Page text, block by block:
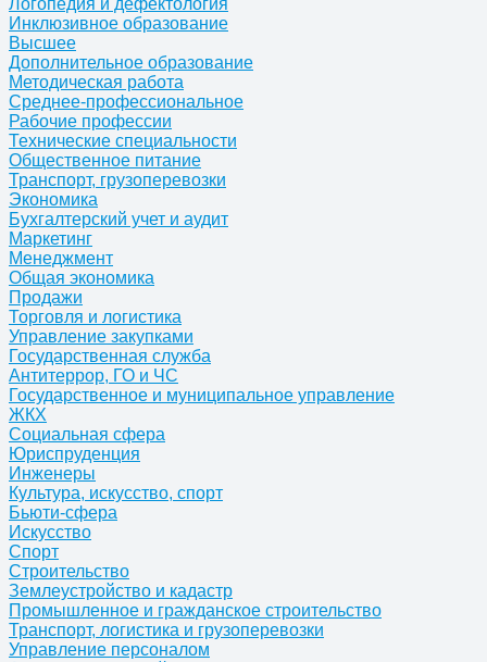
Логопедия и дефектология
Инклюзивное образование
Высшее
Дополнительное образование
Методическая работа
Среднее-профессиональное
Рабочие профессии
Технические специальности
Общественное питание
Транспорт, грузоперевозки
Экономика
Бухгалтерский учет и аудит
Маркетинг
Менеджмент
Общая экономика
Продажи
Торговля и логистика
Управление закупками
Государственная служба
Антитеррор, ГО и ЧС
Государственное и муниципальное управление
ЖКХ
Социальная сфера
Юриспруденция
Инженеры
Культура, искусство, спорт
Бьюти-сфера
Искусство
Спорт
Строительство
Землеустройство и кадастр
Промышленное и гражданское строительство
Транспорт, логистика и грузоперевозки
Управление персоналом